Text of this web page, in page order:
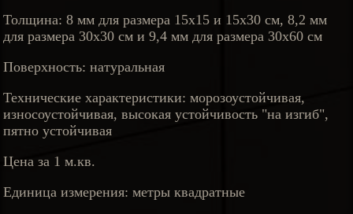
Толщина: 8 мм для размера 15x15 и 15х30 см, 8,2 мм
для размера 30х30 см и 9,4 мм для размера 30х60 см
Поверхность: натуральная
Технические характеристики: морозоустойчивая,
износоустойчивая, высокая устойчивость "на изгиб",
пятно устойчивая
Цена за 1 м.кв.
Единица измерения: метры квадратные